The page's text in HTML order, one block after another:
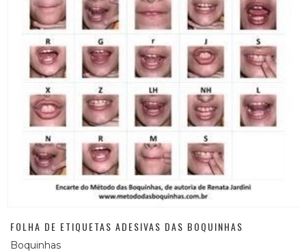
FOLHA DE ETIQUETAS ADESIVAS DAS BOQUINHAS
Boquinhas